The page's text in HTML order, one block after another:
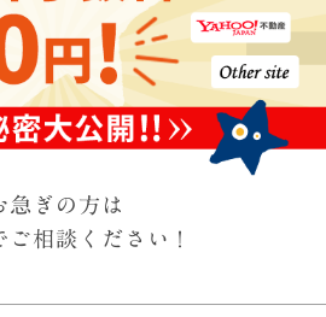
急ぎの方は
ご相談ください！